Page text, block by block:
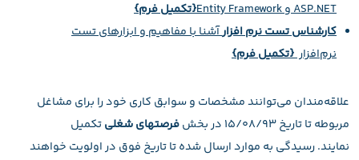
ASP.NET و Entity Framework
{تکمیل فرم}
کارشناس تست نرم افزارآشنا با مفاهیم و ابزارهای تست
نرم‌افزار{تکمیل فرم}
علاقه‌مندان می‌توانند مشخصات و سوابق كاري خود را برای مشاغل
مربوطه تا تاریخ 15/08/93 در بخش
فرصتهای شغلیتکمیل
نمایند. رسیدگی به موارد ارسال شده تا تاریخ فوق در اولویت خواهند